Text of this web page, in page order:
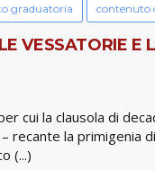
graduatoria contenuto
VESSATORIE
cui la clausola di
recante la
(...)